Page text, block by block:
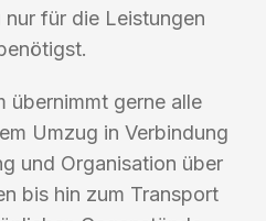
für die Leistungen
übernimmt gerne alle
Umzug in Verbindung
und Organisation über
bis hin zum Transport